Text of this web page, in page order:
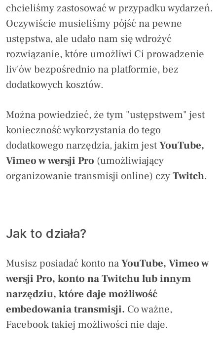
chcieliśmy zastosować w przypadku wydarzeń.
Oczywiście musieliśmy pójść na pewne
ustępstwa, ale udało nam się wdrożyć
rozwiązanie, które umożliwi Ci prowadzenie
liv'ów bezpośrednio na platformie, bez
dodatkowych kosztów.
Można powiedzieć, że tym "ustępstwem" jest
konieczność wykorzystania do tego
dodatkowego narzędzia, jakim jestYouTube,
Vimeo w wersji Pro (umożliwiający
organizowanie transmisji online) czyTwitch.
Jak to działa?
Musisz posiadać konto naYouTube, Vimeo w
wersji Pro, konto na Twitchu lub innym
narzędziu, które daje możliwość
embedowania transmisji. Co ważne,
Facebook takiej możliwości nie daje.